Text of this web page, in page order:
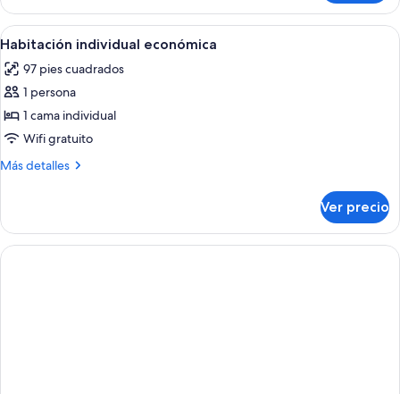
individual
Confort
Abrir
todas
las
fotos
de
Habitación
individual
Una cama individual con una colcha
7
Habitación individual económica
97 pies cuadrados
1 persona
1 cama individual
Wifi gratuito
Más detalles
Más
individual
económica
Ver precio